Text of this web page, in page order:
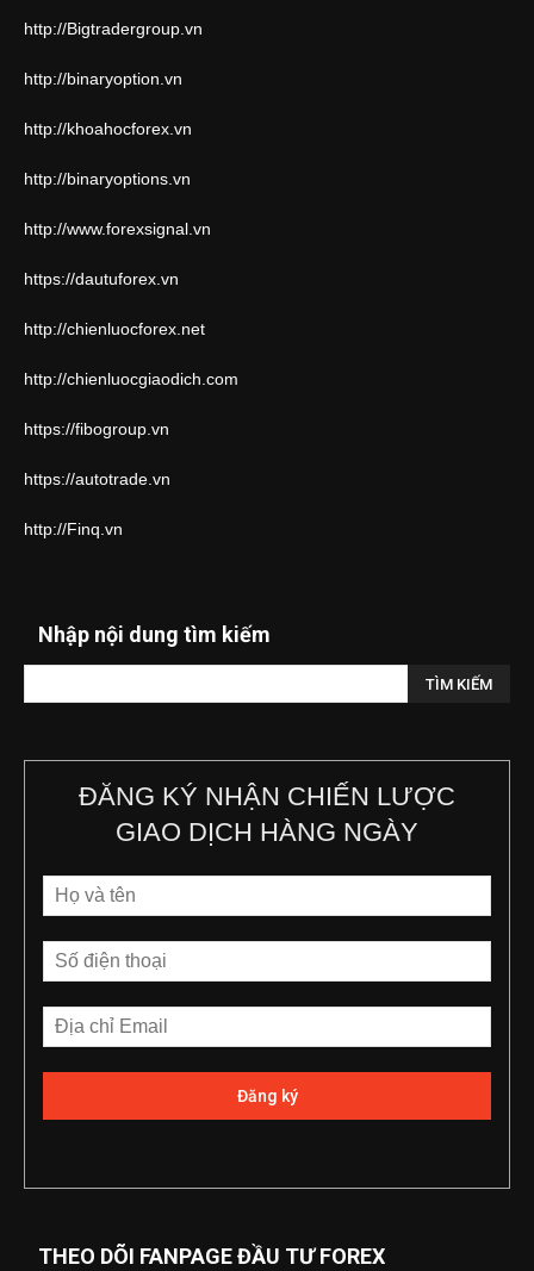
http://Bigtradergroup.vn
http://binaryoption.vn
http://khoahocforex.vn
http://binaryoptions.vn
http://www.forexsignal.vn
https://dautuforex.vn
http://chienluocforex.net
http://chienluocgiaodich.com
https://fibogroup.vn
https://autotrade.vn
http://Finq.vn
Nhập nội dung tìm kiếm
ĐĂNG KÝ NHẬN CHIẾN LƯỢC
GIAO DỊCH HÀNG NGÀY
THEO DÕI FANPAGE ĐẦU TƯ FOREX